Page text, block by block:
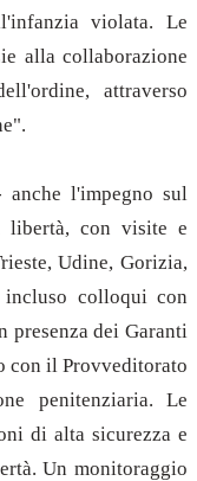
violata. Le
alla collaborazione
attraverso
l'impegno sul
libertà, con visite e
Udine, Gorizia,
incluso colloqui con
presenza dei Garanti
con il Provveditorato
penitenziaria. Le
di alta sicurezza e
Un monitoraggio